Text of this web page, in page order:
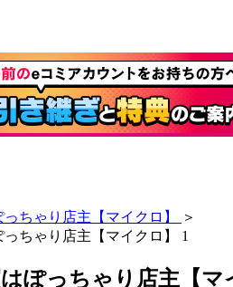
ちゃり店主【マイクロ】
＞
ちゃり店主【マイクロ】 1
ぽっちゃり店主【マ